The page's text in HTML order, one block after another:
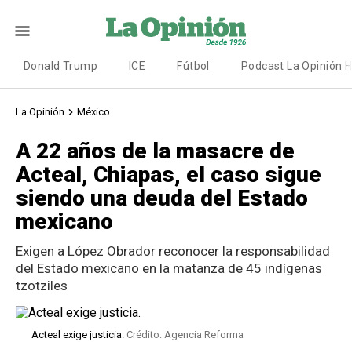
Donald Trump ICE Fútbol Podcast La Opinión
La Opinión México
A 22 años de la masacre de
Acteal, Chiapas, el caso sigue
siendo una deuda del Estado
mexicano
Exigen a López Obrador reconocer la responsabilidad
del Estado mexicano en la matanza de 45 indígenas
tzotziles
Acteal exige justicia. Crédito: Agencia Reforma